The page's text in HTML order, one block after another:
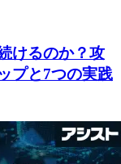
けるのか？攻
プと7つの実践